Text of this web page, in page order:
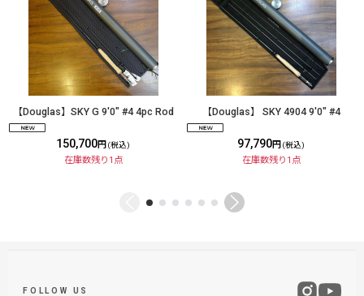
【Douglas】SKY G 9'0" #4 4pc Rod
150,700円 (税込)
在庫数残り1点
【Douglas】 SKY 4904 9'0" #4
97,790円 (税込)
在庫数残り1点
FOLLOW US